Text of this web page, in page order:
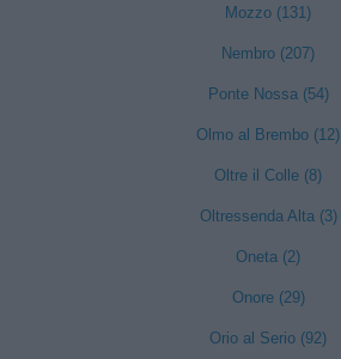
Mozzo (131)
Nembro (207)
Ponte Nossa (54)
Olmo al Brembo (12)
Oltre il Colle (8)
Oltressenda Alta (3)
Oneta (2)
Onore (29)
Orio al Serio (92)